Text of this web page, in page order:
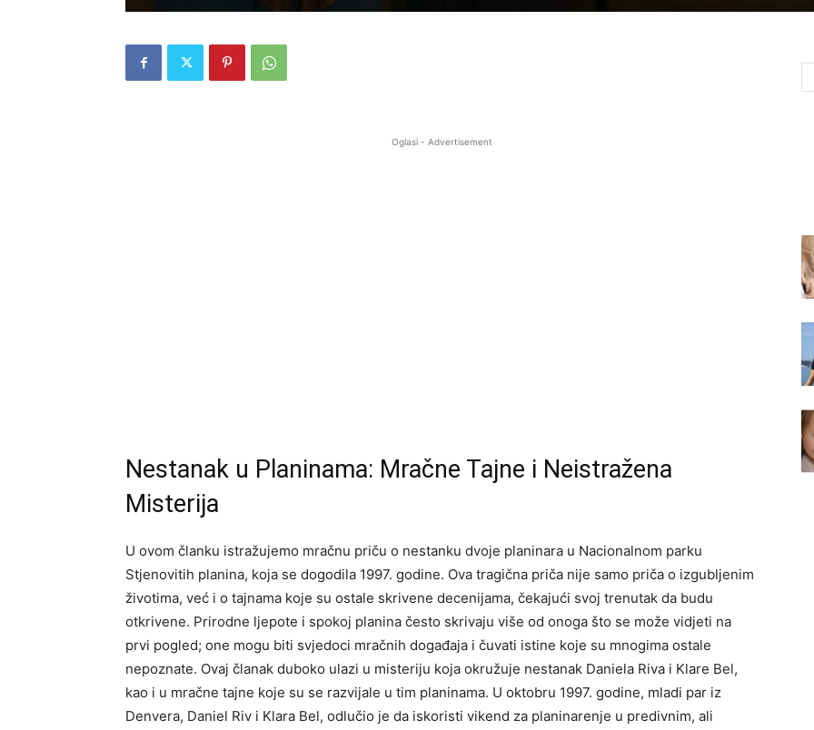
Oglasi - Advertisement
Nestanak u Planinama: Mračne Tajne i Neistražena
Misterija
U ovom članku istražujemo mračnu priču o nestanku dvoje planinara u Nacionalnom parku
Stjenovitih planina, koja se dogodila 1997. godine. Ova tragična priča nije samo priča o izgubljenim
životima, već i o tajnama koje su ostale skrivene decenijama, čekajući svoj trenutak da budu
otkrivene. Prirodne ljepote i spokoj planina često skrivaju više od onoga što se može vidjeti na
prvi pogled; one mogu biti svjedoci mračnih događaja i čuvati istine koje su mnogima ostale
nepoznate. Ovaj članak duboko ulazi u misteriju koja okružuje nestanak Daniela Riva i Klare Bel,
kao i u mračne tajne koje su se razvijale u tim planinama. U oktobru 1997. godine, mladi par iz
Denvera, Daniel Riv i Klara Bel, odlučio je da iskoristi vikend za planinarenje u predivnim, ali